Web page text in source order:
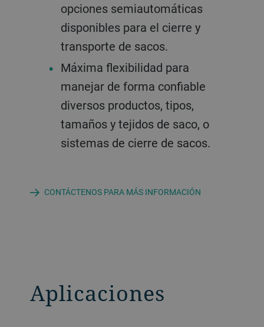
opciones semiautomáticas
disponibles para el cierre y
transporte de sacos.
Máxima flexibilidad para
manejar de forma confiable
diversos productos, tipos,
tamaños y tejidos de saco, o
sistemas de cierre de sacos.
CONTÁCTENOS PARA MÁS INFORMACIÓN
Aplicaciones